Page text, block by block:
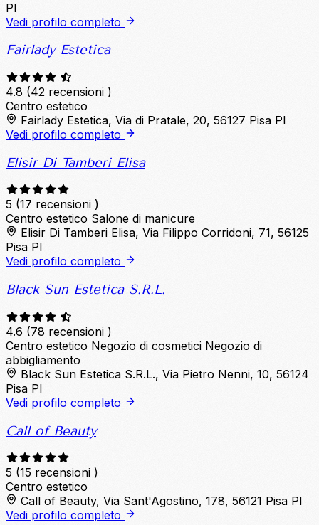
PI
Vedi profilo completo
Fairlady Estetica
4.8 (42 recensioni )
Centro estetico
Fairlady Estetica, Via di Pratale, 20, 56127 Pisa PI
Vedi profilo completo
Elisir Di Tamberi Elisa
5 (17 recensioni )
Centro estetico Salone di manicure
Elisir Di Tamberi Elisa, Via Filippo Corridoni, 71, 56125
Pisa PI
Vedi profilo completo
Black Sun Estetica S.R.L.
4.6 (78 recensioni )
Centro estetico Negozio di cosmetici Negozio di
abbigliamento
Black Sun Estetica S.R.L., Via Pietro Nenni, 10, 56124
Pisa PI
Vedi profilo completo
Call of Beauty
5 (15 recensioni )
Centro estetico
Call of Beauty, Via Sant'Agostino, 178, 56121 Pisa PI
Vedi profilo completo